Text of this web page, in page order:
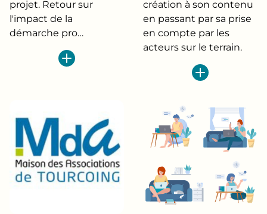
projet. Retour sur
l'impact de la
démarche pro…
création à son contenu
en passant par sa prise
en compte par les
acteurs sur le terrain.